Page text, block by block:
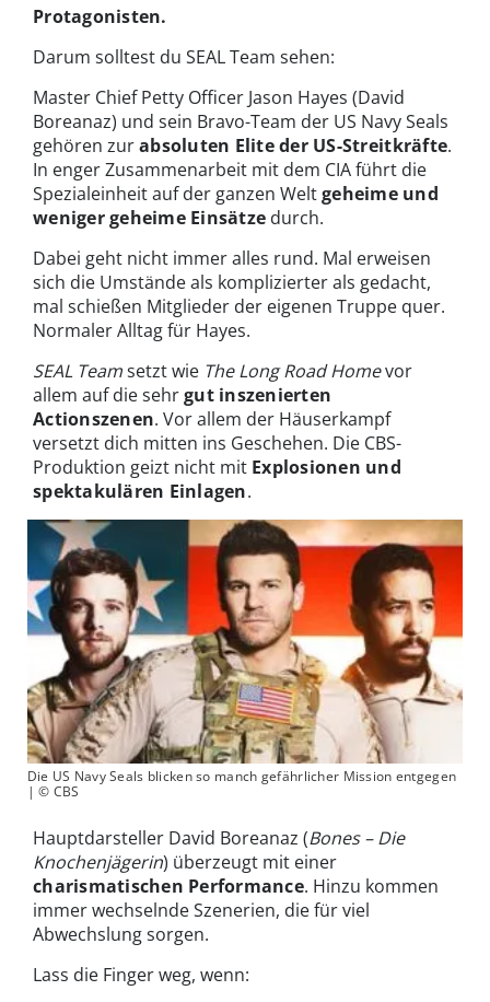
Protagonisten.
Darum solltest du SEAL Team sehen:
Master Chief Petty Officer Jason Hayes (David
Boreanaz) und sein Bravo-Team der US Navy Seals
gehören zurabsoluten Elite der US-Streitkräfte.
In enger Zusammenarbeit mit dem CIA führt die
Spezialeinheit auf der ganzen Weltgeheime und
weniger geheime Einsätze durch.
Dabei geht nicht immer alles rund. Mal erweisen
sich die Umstände als komplizierter als gedacht,
mal schießen Mitglieder der eigenen Truppe quer.
Normaler Alltag für Hayes.
SEAL Teamsetzt wie The Long Road Homevor
allem auf die sehrgut inszenierten
Actionszenen. Vor allem der Häuserkampf
versetzt dich mitten ins Geschehen. Die CBS-
Produktion geizt nicht mit Explosionen und
spektakulären Einlagen.
Die US Navy Seals blicken so manch gefährlicher Mission entgegen
| © CBS
Hauptdarsteller David Boreanaz (Bones – Die
Knochenjägerin) überzeugt mit einer
charismatischen Performance. Hinzu kommen
immer wechselnde Szenerien, die für viel
Abwechslung sorgen.
Lass die Finger weg, wenn: